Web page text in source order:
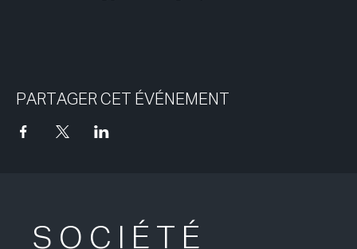
PARTAGER CET ÉVÉNEMENT
SOCIÉTÉ